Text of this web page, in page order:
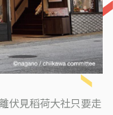
伏見稻荷大社只要走